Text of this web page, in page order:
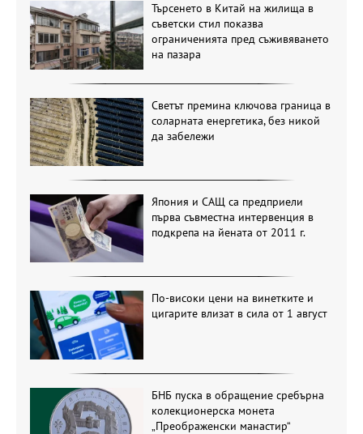
Търсенето в Китай на жилища в
съветски стил показва
ограниченията пред съживяването
на пазара
Светът премина ключова граница в
соларната енергетика, без никой
да забележи
Япония и САЩ са предприели
първа съвместна интервенция в
подкрепа на йената от 2011 г.
По-високи цени на винетките и
цигарите влизат в сила от 1 август
БНБ пуска в обращение сребърна
колекционерска монета
„Преображенски манастир“